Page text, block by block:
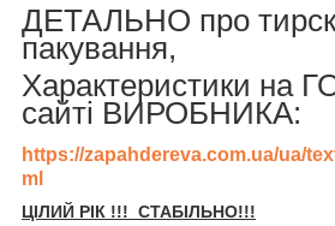
ДЕТАЛЬНО про
пакування,
Характеристики
сайті ВИРОБНИКА:
https://zapahdereva.com.ua/ua/
ml
ЦІЛИЙ РІК !!! СТАБІЛЬНО!!!